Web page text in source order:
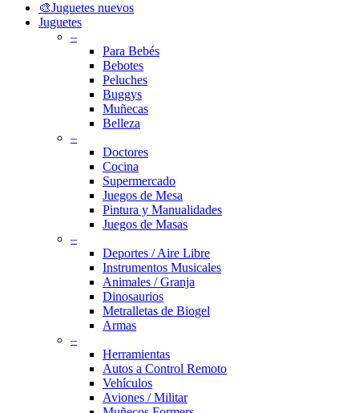
🎨Juguetes nuevos
Juguetes
–
Para Bebés
Bebotes
Peluches
Buggys
Muñecas
Belleza
–
Doctores
Cocina
Supermercado
Juegos de Mesa
Pintura y Manualidades
Juegos de Masas
–
Deportes / Aire Libre
Instrumentos Musicales
Animales / Granja
Dinosaurios
Metralletas de Biogel
Armas
–
Herramientas
Autos a Control Remoto
Vehículos
Aviones / Militar